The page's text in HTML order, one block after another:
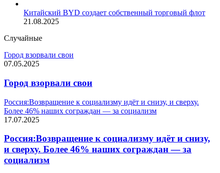
Китайский BYD создает собственный торговый флот
21.08.2025
Случайные
Город взорвали свои
07.05.2025
Город взорвали свои
Россия:Возвращение к социализму идёт и снизу, и сверху.
Более 46% наших сограждан — за социализм
17.07.2025
Россия:Возвращение к социализму идёт и снизу,
и сверху. Более 46% наших сограждан — за
социализм